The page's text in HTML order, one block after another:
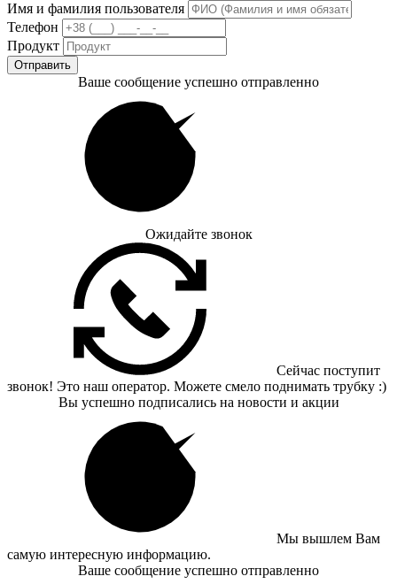
Имя и фамилия пользователя
Телефон
Продукт
Отправить
Ваше сообщение успешно отправленно
Ожидайте звонок
Сейчас поступит
звонок! Это наш оператор. Можете смело поднимать трубку :)
Вы успешно подписались на новости и акции
Мы вышлем Вам
самую интересную информацию.
Ваше сообщение успешно отправленно